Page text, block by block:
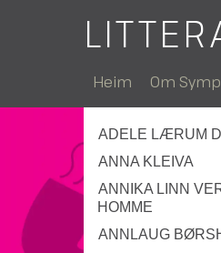
Heim Om
ADELE LÆRUM
ANNA KLEIVA
ANNIKA LINN
HOMME
ANNLAUG